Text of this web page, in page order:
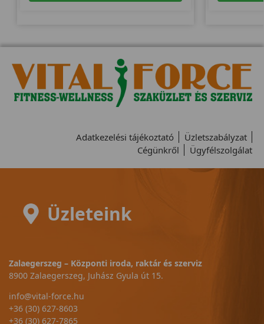
Adatkezelési tájékoztató
Üzletszabályzat
Cégünkről
Ügyfélszolgálat
Üzleteink
Zalaegerszeg – Központi iroda, raktár és szerviz
8900 Zalaegerszeg, Juhász Gyula út 15.
info@vital-force.hu
+36 (30) 627-8603
+36 (30) 627-7865